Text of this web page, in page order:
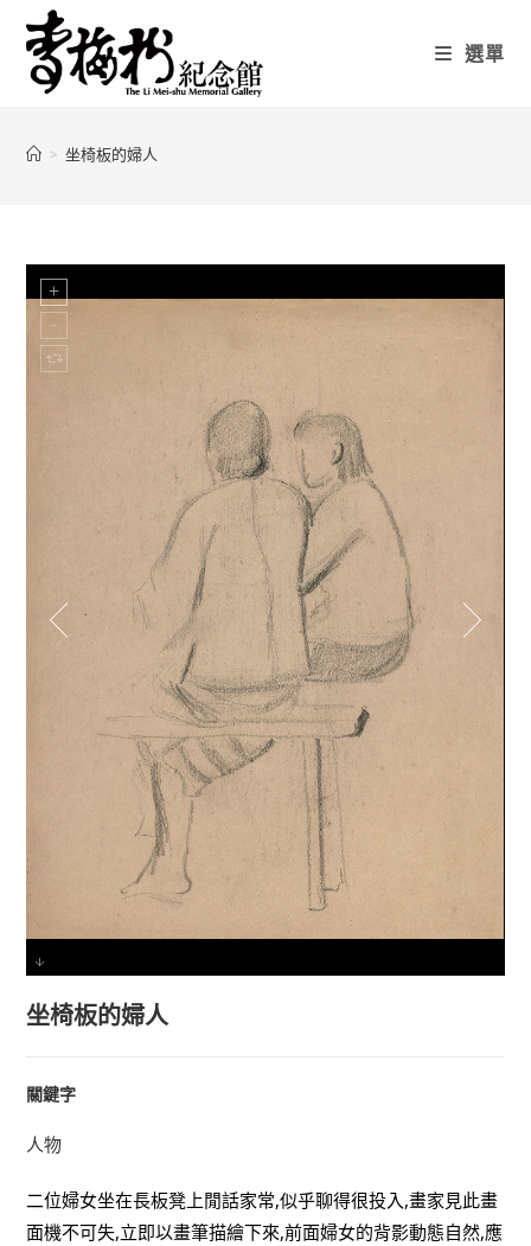
選單
> 坐椅板的婦人
坐椅板的婦人
關鍵字
人物
二位婦女坐在長板凳上閒話家常,似乎聊得很投入,畫家見此畫
面機不可失,立即以畫筆描繪下來,前面婦女的背影動態自然,應